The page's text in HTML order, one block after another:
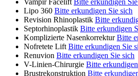
Lipo 360 Bitte erkundigen Sie sich
Revision Rhinoplastik Bitte
Septorhinoplastik Bitte erkundigen
Komplizierte Nasenkorrektur Bitte
Nofretete Lift Bitte erkundigen Sie
Renuvion Bitte erkundigen Sie sich
V-Linien-Chirurgie Bitte
Brustrekonstruktion Bitte